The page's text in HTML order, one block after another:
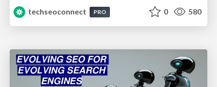
techseoconnect
PRO 0 580